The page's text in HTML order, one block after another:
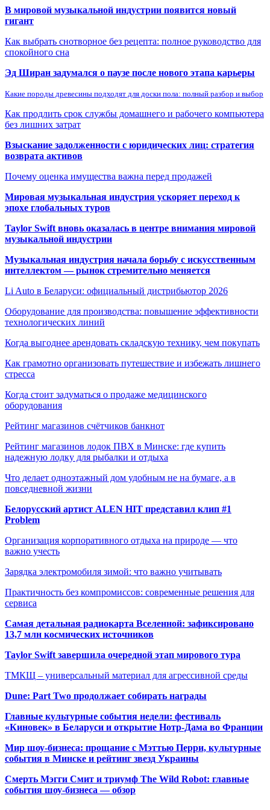
В мировой музыкальной индустрии появится новый
гигант
Как выбрать снотворное без рецепта: полное руководство для
спокойного сна
Эд Ширан задумался о паузе после нового этапа карьеры
Какие породы древесины подходят для доски пола: полный разбор и выбор
Как продлить срок службы домашнего и рабочего компьютера
без лишних затрат
Взыскание задолженности с юридических лиц: стратегия
возврата активов
Почему оценка имущества важна перед продажей
Мировая музыкальная индустрия ускоряет переход к
эпохе глобальных туров
Taylor Swift вновь оказалась в центре внимания мировой
музыкальной индустрии
Музыкальная индустрия начала борьбу с искусственным
интеллектом — рынок стремительно меняется
Li Auto в Беларуси: официальный дистрибьютор 2026
Оборудование для производства: повышение эффективности
технологических линий
Когда выгоднее арендовать складскую технику, чем покупать
Как грамотно организовать путешествие и избежать лишнего
стресса
Когда стоит задуматься о продаже медицинского
оборудования
Рейтинг магазинов счётчиков банкнот
Рейтинг магазинов лодок ПВХ в Минске: где купить
надежную лодку для рыбалки и отдыха
Что делает одноэтажный дом удобным не на бумаге, а в
повседневной жизни
Белорусский артист ALEN HIT представил клип #1
Problem
Организация корпоративного отдыха на природе — что
важно учесть
Зарядка электромобиля зимой: что важно учитывать
Практичность без компромиссов: современные решения для
сервиса
Самая детальная радиокарта Вселенной: зафиксировано
13,7 млн космических источников
Taylor Swift завершила очередной этап мирового тура
ТМКЩ – универсальный материал для агрессивной среды
Dune: Part Two продолжает собирать награды
Главные культурные события недели: фестиваль
«Киновек» в Беларуси и открытие Нотр-Дама во Франции
Мир шоу-бизнеса: прощание с Мэттью Перри, культурные
события в Минске и рейтинг звезд Украины
Смерть Мэгги Смит и триумф The Wild Robot: главные
события шоу-бизнеса — обзор